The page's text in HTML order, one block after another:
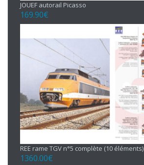
JOUEF autorail Picasso
169.90€
REE rame TGV n°5 complète (10 éléments)
1360.00€